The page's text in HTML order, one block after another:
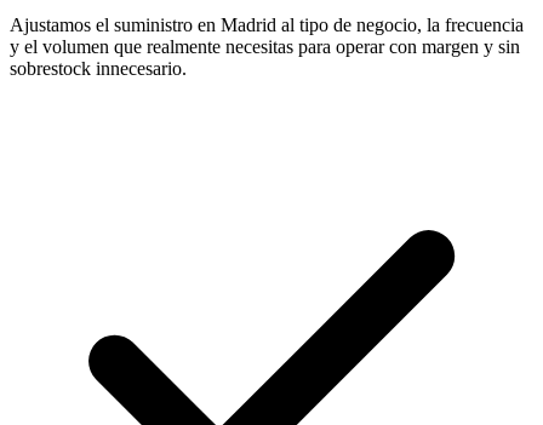
Ajustamos el suministro en Madrid al tipo de negocio, la frecuencia
y el volumen que realmente necesitas para operar con margen y sin
sobrestock innecesario.